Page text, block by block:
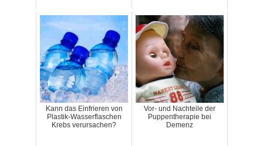
Kann das Einfrieren von
Plastik-Wasserflaschen
Krebs verursachen?
Vor- und Nachteile der
Puppentherapie bei
Demenz